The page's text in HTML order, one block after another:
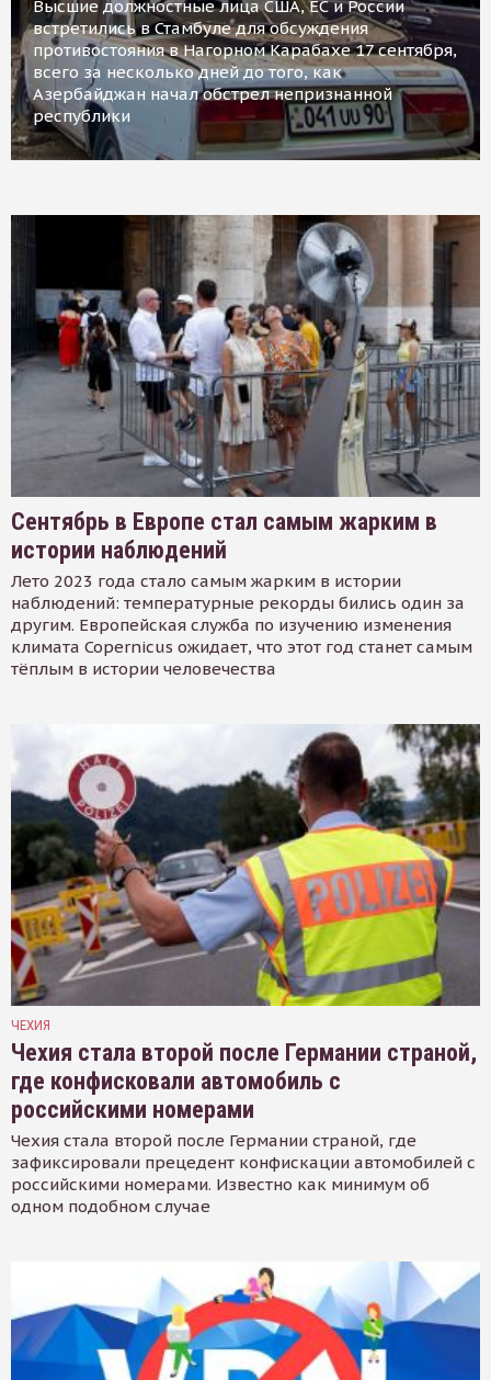
Высшие должностные лица США, ЕС и России
встретились в Стамбуле для обсуждения
противостояния в Нагорном Карабахе 17 сентября,
всего за несколько дней до того, как
Азербайджан начал обстрел непризнанной
республики
Сентябрь в Европе стал самым жарким в
истории наблюдений
Лето 2023 года стало самым жарким в истории
наблюдений: температурные рекорды бились один за
другим. Европейская служба по изучению изменения
климата Copernicus ожидает, что этот год станет самым
тёплым в истории человечества
ЧЕХИЯ
Чехия стала второй после Германии страной,
где конфисковали автомобиль с
российскими номерами
Чехия стала второй после Германии страной, где
зафиксировали прецедент конфискации автомобилей с
российскими номерами. Известно как минимум об
одном подобном случае